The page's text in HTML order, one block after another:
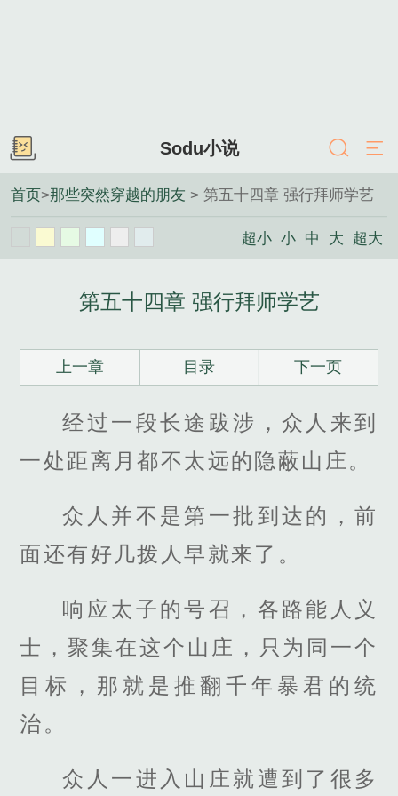
Sodu小说
首页>那些突然穿越的朋友 > 第五十四章 强行拜师学艺
超小 小 中 大 超大
第五十四章 强行拜师学艺
上一章 目录 下一页
经过一段长途跋涉，众人来到
一处距离月都不太远的隐蔽山庄。
众人并不是第一批到达的，前
面还有好几拨人早就来了。
响应太子的号召，各路能人义
士，聚集在这个山庄，只为同一个
目标，那就是推翻千年暴君的统
治。
众人一进入山庄就遭到了很多